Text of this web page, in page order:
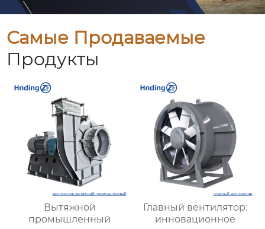
Самые Продаваемые
Продукты
Вытяжной
промышленный
Главный вентилятор:
инновационное